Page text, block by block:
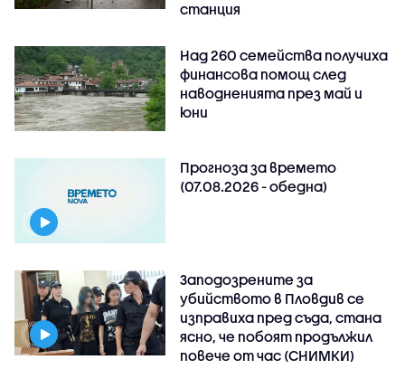
станция
Над 260 семейства получиха
финансова помощ след
наводненията през май и
юни
Прогноза за времето
(07.08.2026 - обедна)
Заподозрените за
убийството в Пловдив се
изправиха пред съда, стана
ясно, че побоят продължил
повече от час (СНИМКИ)